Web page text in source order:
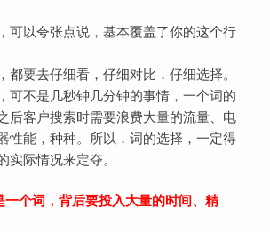
可以夸张点说，基本覆盖了你的这个行
都要去仔细看，仔细对比，仔细选择。
可不是几秒钟几分钟的事情，一个词的
后客户搜索时需要浪费大量的流量、电
性能，种种。所以，词的选择，一定得
实际情况来定夺。
一个词，背后要投入大量的时间、精